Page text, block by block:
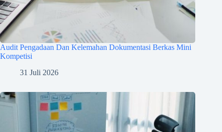
Audit Pengadaan Dan Kelemahan Dokumentasi Berkas Mini
Kompetisi
31 Juli 2026